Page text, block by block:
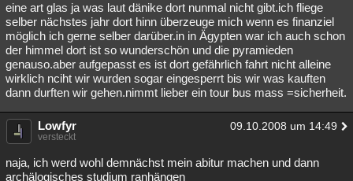
eine art glas ja was laut dänike dort nunmal nicht gibt.ich fliege
selber nächstes jahr dort hinn überzeuge mich wenn es finanziel
möglich ich gerne selber darüber.in in Ägypten war ich auch schon
der himmel dort ist so wunderschön und die pyramieden
genauso.aber aufgepasst es ist dort gefährlich fahrt nicht alleine
wirklich nciht wir wurden sogar eingesperrt bis wir was kauften
dann durften wir gehen.nimmt lieber ein tour bus mass =sicherheit.
Lowfyr 09.10.2008 um 14:49
versteckt
naja, ich werd wohl demnächst mein abitur machen und dann
archälogisches studium ranhängen